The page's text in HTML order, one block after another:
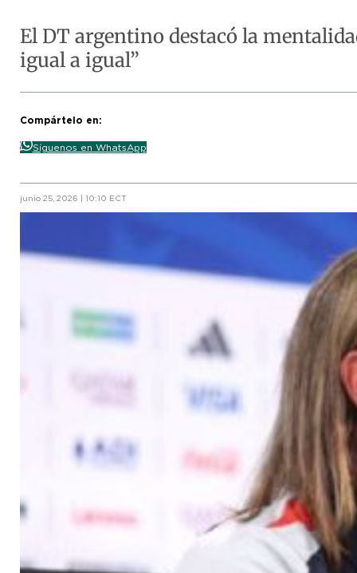
El DT argentino destacó la
igual a igual”
Compártelo en:
Síguenos en WhatsApp
junio 25, 2026 | 10:10 ECT